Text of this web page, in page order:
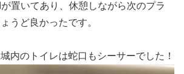
置いてあり、休憩しながら次のプラ
うど良かったです。
内のトイレは蛇口もシーサーでした！